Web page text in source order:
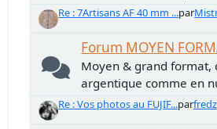
Re : 7Artisans AF 40 mm ...par
Forum MOYEN
Moyen & grand format,
argentique comme en
Re : Vos photos au FUJIF...parfredz